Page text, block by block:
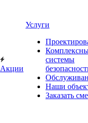
Акции
Услуги
системы
Наши
Заказать